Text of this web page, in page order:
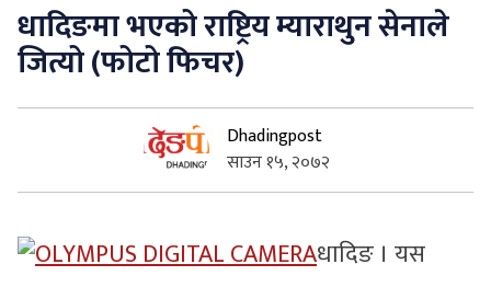
कृषि/सहकारी
साहित्य / संस्कृति
सुचनाहरु
स्वास्थ्य
धादिङमा भएको राष्ट्रिय म्याराथुन सेनाले
जित्यो (फोटो फिचर)
Dhadingpost
साउन १५, २०७२
धादिङ । यस